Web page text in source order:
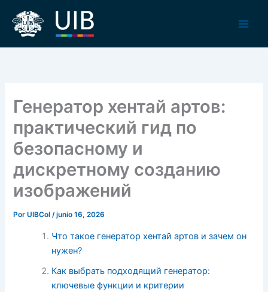
contenido
Генератор хентай артов:
практический гид по
безопасному и
дискретному созданию
изображений
PorUIBCol/junio 16, 2026
Что такое генератор хентай артов и зачем он
нужен?
Как выбрать подходящий генератор:
ключевые функции и критерии